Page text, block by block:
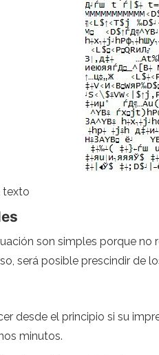
texto
son simples porque no
será posible prescindir de
desde el principio si su
minutos.